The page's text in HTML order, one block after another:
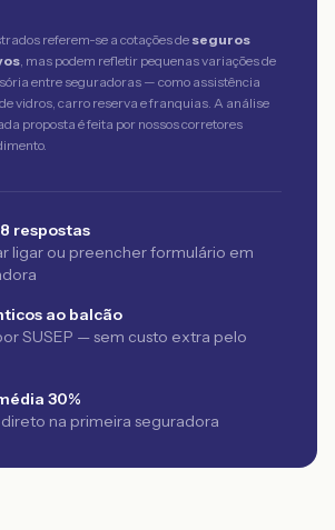
referem-se a cotações de seguros
, mas podem refletir pequenas variações de
entre seguradoras — como assistência
vidros, carro reserva e franquias. A análise
proposta é feita por nossos corretores
respostas
ligar ou preencher formulário em
ao balcão
SUSEP — sem custo extra pelo
30%
na primeira seguradora